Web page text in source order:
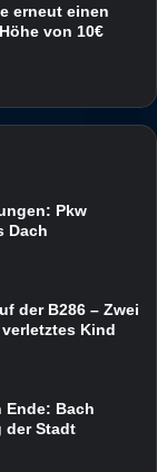
erneut einen
von 10€
Pkw
Dach
der B286 – Zwei
Kind
Ende: Bach
der Stadt